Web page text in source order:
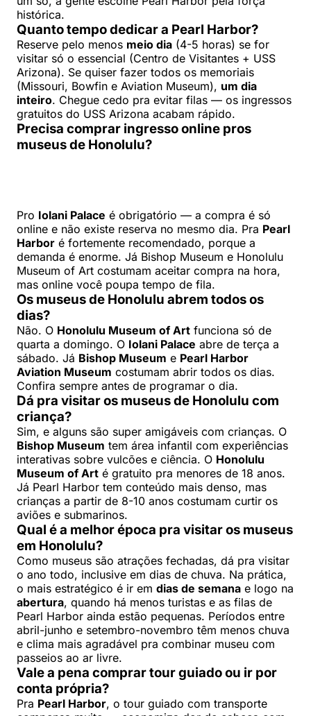
histórica.
Quanto tempo dedicar a Pearl Harbor?
Reserve pelo menos meio dia (4-5 horas) se for
visitar só o essencial (Centro de Visitantes + USS
Arizona). Se quiser fazer todos os memoriais
(Missouri, Bowfin e Aviation Museum), um dia
inteiro. Chegue cedo pra evitar filas — os ingressos
gratuitos do USS Arizona acabam rápido.
Precisa comprar ingresso online pros
museus de Honolulu?
Pro Iolani Palace é obrigatório — a compra é só
online e não existe reserva no mesmo dia. Pra Pearl
Harbor é fortemente recomendado, porque a
demanda é enorme. Já Bishop Museum e Honolulu
Museum of Art costumam aceitar compra na hora,
mas online você poupa tempo de fila.
Os museus de Honolulu abrem todos os
dias?
Não. O Honolulu Museum of Art funciona só de
quarta a domingo. O Iolani Palace abre de terça a
sábado. Já Bishop Museum e Pearl Harbor
Aviation Museum costumam abrir todos os dias.
Confira sempre antes de programar o dia.
Dá pra visitar os museus de Honolulu com
criança?
Sim, e alguns são super amigáveis com crianças. O
Bishop Museum tem área infantil com experiências
interativas sobre vulcões e ciência. O Honolulu
Museum of Art é gratuito pra menores de 18 anos.
Já Pearl Harbor tem conteúdo mais denso, mas
crianças a partir de 8-10 anos costumam curtir os
aviões e submarinos.
Qual é a melhor época pra visitar os museus
em Honolulu?
Como museus são atrações fechadas, dá pra visitar
o ano todo, inclusive em dias de chuva. Na prática,
o mais estratégico é ir em dias de semana e logo na
abertura, quando há menos turistas e as filas de
Pearl Harbor ainda estão pequenas. Períodos entre
abril-junho e setembro-novembro têm menos chuva
e clima mais agradável pra combinar museu com
passeios ao ar livre.
Vale a pena comprar tour guiado ou ir por
conta própria?
Pra Pearl Harbor, o tour guiado com transporte